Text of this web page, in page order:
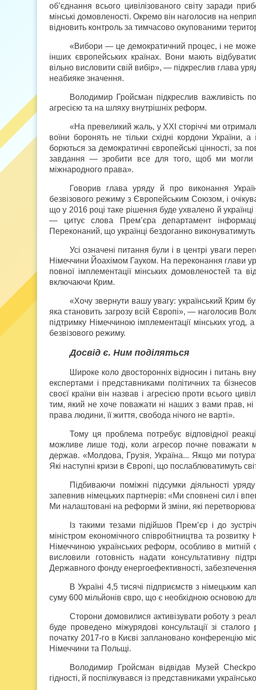
об’єднання всього цивілізованого світу заради
мінські домовленості. Окремо він наголосив на
відновить контроль за тимчасово окупованими
«Вибори — це демократичний процес, і не може
інших європейських країнах. Вони мають
вільно висловити свій вибір», — підкреслив глава
неабияке значення.
Володимир Гройсман підкреслив важливість
агресією та на шляху внутрішніх реформ.
«На превеликий жаль, у ХХІ сторіччі ми отримали
воїни боронять не тільки східні кордони
борються за демократичні європейські цінності,
завдання — зробити все для того, щоб ми могли
міжнародного права».
Говорив глава уряду й про виконання
безвізового режиму з Європейським Союзом, і
що у 2016 році таке рішення буде ухвалено й
— цитує слова Прем’єра департамент
Переконаний, що українці бездоганно
Усі означені питання були і в центрі уваги
Німеччини Йоахімом Гауком. На переконання глави
повної імплементації мінських домовленостей та
включаючи Крим.
«Хочу звернути вашу увагу: український Крим
яка становить загрозу всій Європі», — наголосив
підтримку Німеччиною імплементації мінських
безвізового режиму.
Досвід є. Ним поділяться
Широке коло двосторонніх відносин і питань
експертами і представниками політичних та
своєї країни він назвав і агресією проти всього
тим, який не хоче поважати ні наших з вами прав,
права людини, її життя, свобода нічого не варті».
Тому ця проблема потребує відповідної
можливе лише тоді, коли агресор почне поважати
держав. «Молдова, Грузія, Україна... Якщо ми
Які наступні кризи в Європі, що послаблюватимуть
Підбиваючи поміжні підсумки діяльності
запевнив німецьких партнерів: «Ми сповнені сил і
Ми налаштовані на реформи й зміни, які
Із такими тезами підійшов Прем’єр і до
міністром економічного співробітництва та
Німеччиною українських реформ, особливо в митній
висловили готовність надати консультативну
Державного фонду енергоефективності,
В Україні 4,5 тисячі підприємств з німецьким
суму 600 мільйонів євро, що є необхідною основою
Сторони домовилися активізувати роботу з
буде проведено міжурядові консультації зі
початку 2017-го в Києві заплановано конференцію
Німеччини та Польщі.
Володимир Гройсман відвідав Музей
гідності, й поспілкувався із представниками